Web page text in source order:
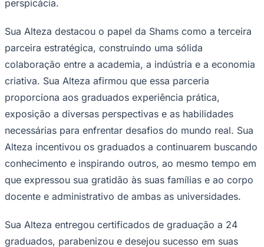
Corinthians
perspicácia.
Sua Alteza destacou o papel da Shams como a terceira
parceira estratégica, construindo uma sólida
colaboração entre a academia, a indústria e a economia
criativa. Sua Alteza afirmou que essa parceria
proporciona aos graduados experiência prática,
exposição a diversas perspectivas e as habilidades
necessárias para enfrentar desafios do mundo real. Sua
Alteza incentivou os graduados a continuarem buscando
conhecimento e inspirando outros, ao mesmo tempo em
que expressou sua gratidão às suas famílias e ao corpo
docente e administrativo de ambas as universidades.
Sua Alteza entregou certificados de graduação a 24
graduados, parabenizou e desejou sucesso em suas